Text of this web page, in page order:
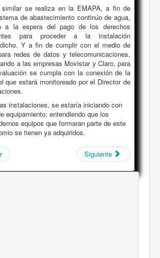
similar se realiza en la EMAPA, a fin de
de abastecimiento continúo de agua,
a la espera del pago de los derechos
para proceder a la instalación
Y a fin de cumplir con el medio de
redes de datos y telecomunicaciones,
a las empresas Movistar y Claro, para
se cumpla con la conexión de la
que estará monitoreado por el Director de
instalaciones, se estaría iniciando con
equipamiento; entendiendo que los
equipos que formaran parte de este
se tienen ya adquiridos.
Siguiente